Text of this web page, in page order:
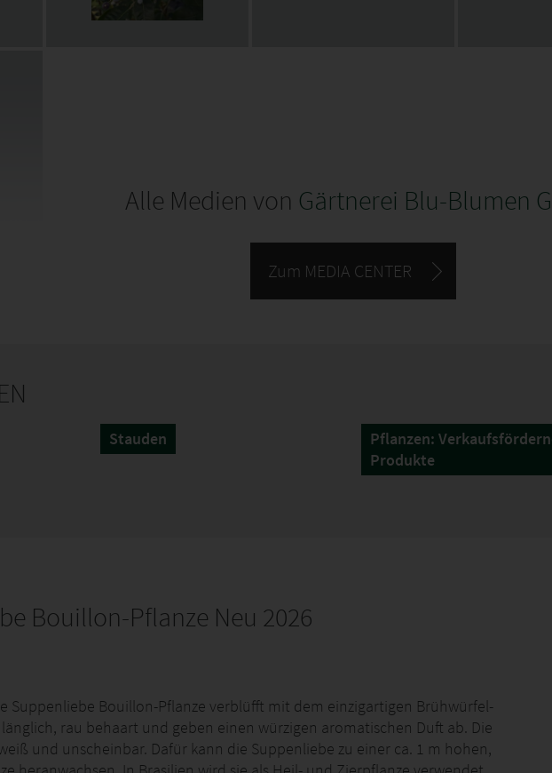
Alle Medien von Gärtnerei Blu-Blumen
Zum MEDIA CENTER
Stauden
Pflanzen:
Produkte
Bouillon-Pflanze Neu 2026
Suppenliebe Bouillon-Pflanze verblüfft mit dem einzigartigen Brühwürfel-
rau behaart und geben einen würzigen aromatischen Duft ab. Die
und unscheinbar. Dafür kann die Suppenliebe zu einer ca. 1 m hohen,